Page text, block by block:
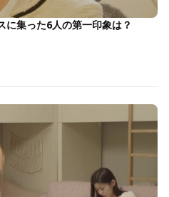
に集った6人の第一印象は？